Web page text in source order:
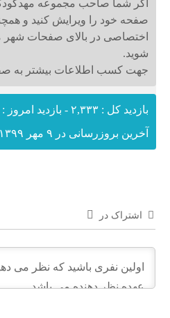
اگر شما صاحب مجموعه مهدکودک
صفحه خود را ویرایش کنید و
اختصاصی در بالای صفحات شهر
شوید.
جهت کسب اطلاعات بیشتر به
بازدید کل : ۲,۳۳۳ - بازدید امروز : ۲
آخرین بروزرسانی در ۹ مهر ۱۳۹۹
اشتراک در